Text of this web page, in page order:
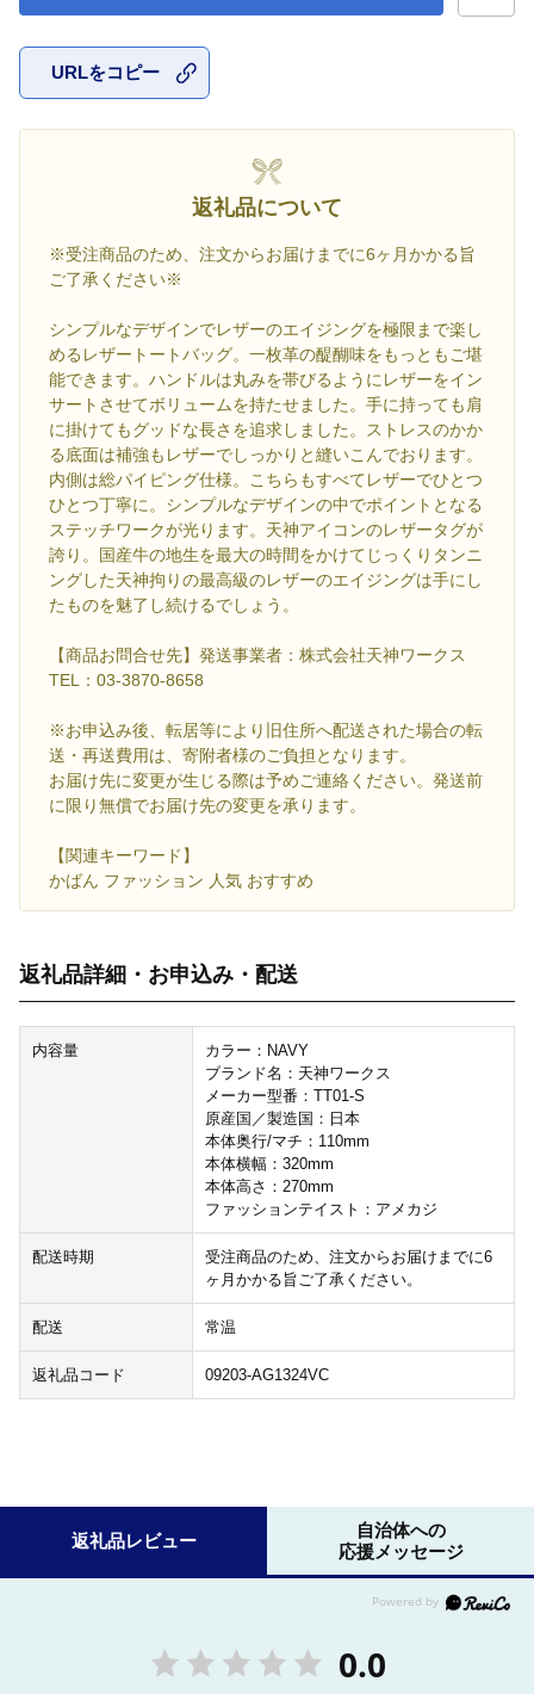
URLをコピー
返礼品について
※受注商品のため、注文からお届けまでに6ヶ月かかる旨
ご了承ください※
シンプルなデザインでレザーのエイジングを極限まで楽し
めるレザートートバッグ。一枚革の醍醐味をもっともご堪
能できます。ハンドルは丸みを帯びるようにレザーをイン
サートさせてボリュームを持たせました。手に持っても肩
に掛けてもグッドな長さを追求しました。ストレスのかか
る底面は補強もレザーでしっかりと縫いこんでおります。
内側は総パイピング仕様。こちらもすべてレザーでひとつ
ひとつ丁寧に。シンプルなデザインの中でポイントとなる
ステッチワークが光ります。天神アイコンのレザータグが
誇り。国産牛の地生を最大の時間をかけてじっくりタンニ
ングした天神拘りの最高級のレザーのエイジングは手にし
たものを魅了し続けるでしょう。
【商品お問合せ先】発送事業者：株式会社天神ワークス
TEL：03-3870-8658
※お申込み後、転居等により旧住所へ配送された場合の転
送・再送費用は、寄附者様のご負担となります。
お届け先に変更が生じる際は予めご連絡ください。発送前
に限り無償でお届け先の変更を承ります。
【関連キーワード】
かばん ファッション 人気 おすすめ
返礼品詳細・お申込み・配送
内容量
カラー：NAVY
ブランド名：天神ワークス
メーカー型番：TT01-S
原産国／製造国：日本
本体奥行/マチ：110mm
本体横幅：320mm
本体高さ：270mm
ファッションテイスト：アメカジ
配送時期
受注商品のため、注文からお届けまでに6
ヶ月かかる旨ご了承ください。
配送 常温
返礼品コード 09203-AG1324VC
返礼品レビュー
自治体への
応援メッセージ
0.0